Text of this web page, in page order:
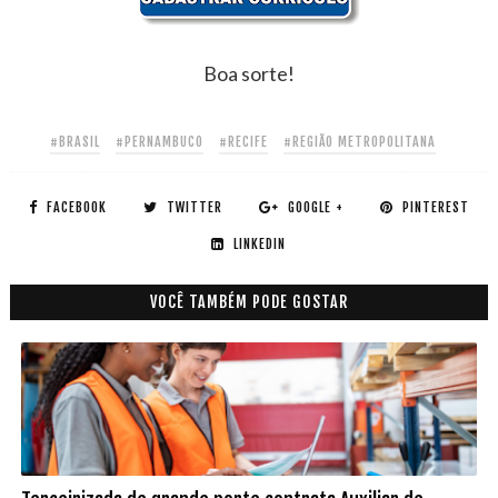
Boa sorte!
#BRASIL #PERNAMBUCO #RECIFE #REGIÃO METROPOLITANA
FACEBOOK TWITTER GOOGLE + PINTEREST
LINKEDIN
VOCÊ TAMBÉM PODE GOSTAR